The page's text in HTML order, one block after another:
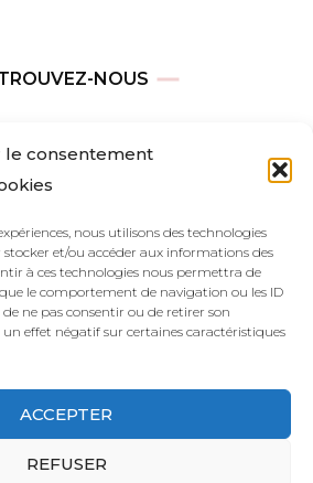
le consentement
nous utilisons des technologies
stocker et/ou accéder aux informations des
à ces technologies nous permettra de
le comportement de navigation ou les ID
ne pas consentir ou de retirer son
effet négatif sur certaines caractéristiques
ACCEPTER
REFUSER
NOUS
: 9h00—17h00
: 11h00–15h00